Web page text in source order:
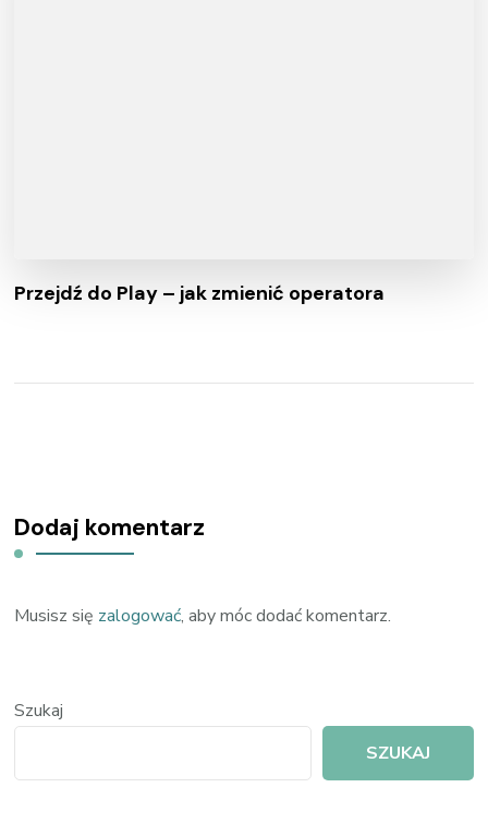
Przejdź do Play – jak zmienić operatora
Dodaj komentarz
Musisz się zalogować, aby móc dodać komentarz.
Szukaj
SZUKAJ